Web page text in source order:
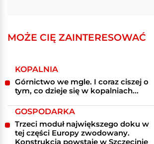
MOŻE CIĘ ZAINTERESOWAĆ
KOPALNIA
Górnictwo we mgle. I coraz ciszej o
tym, co dzieje się w kopalniach...
GOSPODARKA
Trzeci moduł największego doku w
tej części Europy zwodowany.
Konstrukcja powstaje w Szczecinie